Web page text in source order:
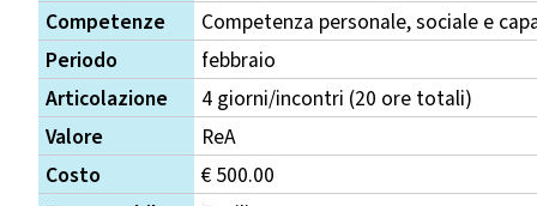
Competenze
Competenza personale, sociale e
Periodo
febbraio
Articolazione
4 giorni/incontri (20 ore totali)
Valore
ReA
Costo
€ 500.00